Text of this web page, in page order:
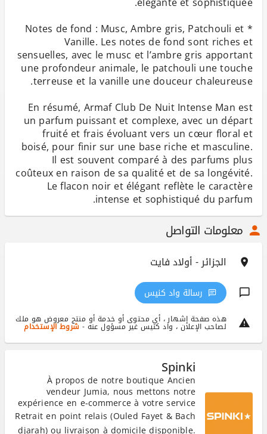
* Notes de fond : Musc, Ambre gris, Patchouli et
Vanille. Les notes de fond sont riches et
sensuelles, avec le musc et l’ambre gris apportant
une profondeur animale, le patchouli une touche
En résumé, Armaf Club De Nuit Intense Man est
un parfum puissant et complexe, avec un départ
fruité et frais évoluant vers un cœur floral et
boisé, pour finir sur une base riche et masculine.
Il est souvent comparé à des parfums plus
coûteux en raison de sa qualité et de sa longévité.
Le flacon noir et élégant reflète le caractère
intense et sophistiqué du parfum.
معلومات التواصل
الجزائر - أولاد فايت
رسالة واد كنيس
هذه صفحة إشهار ، أي محتوى أو خدمة أو منتج معروض هو ملك
لصاحب الإعلان ، واد كنيس غير مسؤول عنه - شروط الإستخدام
Spinki
À propos de notre boutique Ancien
vendeur Jumia, nous mettons notre
expérience en e-commerce à votre service
sur Ouedkniss. Nous proposons plusieurs
catégories de produits sélectionnés avec
Retrait en point relais (Ouled Fayet & Bach